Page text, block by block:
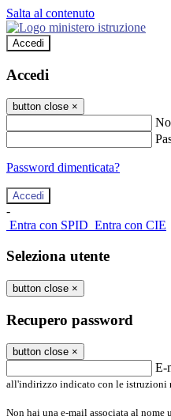
Salta al contenuto
Accedi
Accedi
button close ×
Password dimenticata?
-
Entra con SPID Entra con CIE
Seleziona utente
button close ×
Recupero password
button close ×
E-
all'indirizzo indicato con le istruzioni
Non hai una e-mail associata al nome